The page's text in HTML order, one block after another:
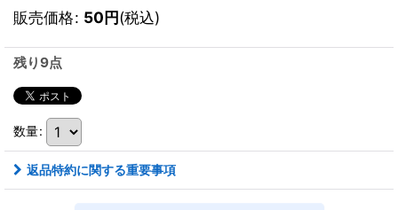
販売価格: 50円(税込)
残り9点
数量:
返品特約に関する重要事項